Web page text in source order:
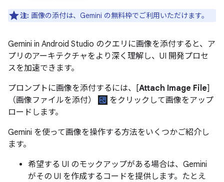
注: 画像の添付は、Gemini の無料枠でご利用いただけます。
Gemini in Android Studio のクエリに画像を添付すると、ア
プリのアーキテクチャをより深く理解し、UI 開発プロセ
スを加速できます。
プロンプトに画像を添付するには、[Attach Image File]
（画像ファイルを添付）
をクリックして画像をアップ
ロードします。
Gemini を使って画像を操作する方法をいくつかご紹介し
ます。
希望する UI のモックアップがある場合は、Gemini
がその UI を作成するコードを提供します。たとえ